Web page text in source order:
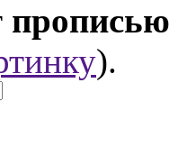
прописью
).